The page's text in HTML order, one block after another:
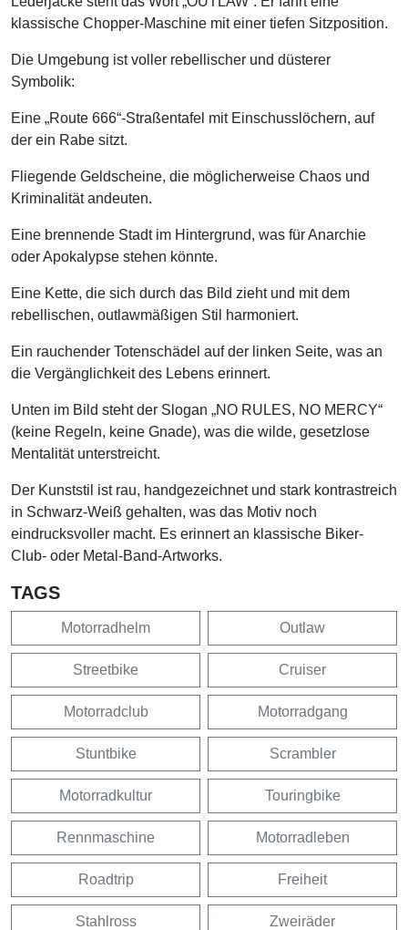
klassische Chopper-Maschine mit einer tiefen Sitzposition.
Die Umgebung ist voller rebellischer und düsterer
Symbolik:
Eine „Route 666“-Straßentafel mit Einschusslöchern, auf
der ein Rabe sitzt.
Fliegende Geldscheine, die möglicherweise Chaos und
Kriminalität andeuten.
Eine brennende Stadt im Hintergrund, was für Anarchie
oder Apokalypse stehen könnte.
Eine Kette, die sich durch das Bild zieht und mit dem
rebellischen, outlawmäßigen Stil harmoniert.
Ein rauchender Totenschädel auf der linken Seite, was an
die Vergänglichkeit des Lebens erinnert.
Unten im Bild steht der Slogan „NO RULES, NO MERCY“
(keine Regeln, keine Gnade), was die wilde, gesetzlose
Mentalität unterstreicht.
Der Kunststil ist rau, handgezeichnet und stark kontrastreich
in Schwarz-Weiß gehalten, was das Motiv noch
eindrucksvoller macht. Es erinnert an klassische Biker-
Club- oder Metal-Band-Artworks.
TAGS
Motorradhelm Outlaw
Streetbike Cruiser
Motorradclub Motorradgang
Stuntbike Scrambler
Motorradkultur Touringbike
Rennmaschine Motorradleben
Roadtrip Freiheit
Stahlross Zweiräder